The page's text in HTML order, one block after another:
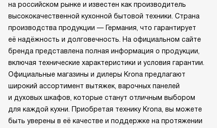
на российском рынке и известен как производитель
высококачественной кухонной бытовой техники. Страна
производства продукции — Германия, что гарантирует
её надёжность и долговечность. На официальном сайте
бренда представлена полная информация о продукции,
включая технические характеристики и условия гарантии.
Официальные магазины и дилеры Krona предлагают
широкий ассортимент вытяжек, варочных панелей
и духовых шкафов, которые станут отличным выбором
для каждой кухни. Приобретая технику Krona, вы можете
быть уверены в её качестве и поддержке на протяжении